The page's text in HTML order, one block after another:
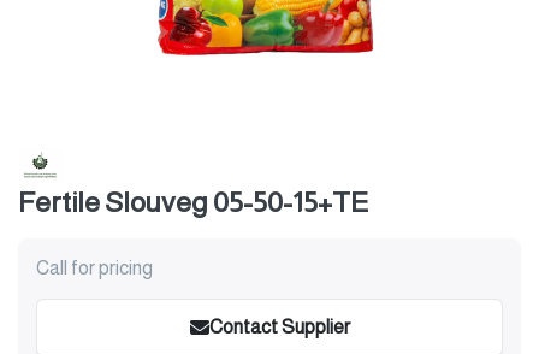
Fertile Slouveg 05-50-15+TE
Call for pricing
Contact Supplier